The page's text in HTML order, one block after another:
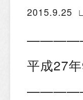
2015.9.25
平成27